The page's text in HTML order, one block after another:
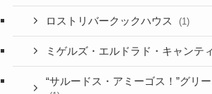
ロストリバークックハウス (1)
ミゲルズ・エルドラド・キャンテ
“サルードス・アミーゴス！”グリ